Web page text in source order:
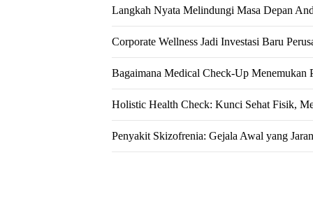
Langkah Nyata Melindungi Masa Depan
Corporate Wellness Jadi Investasi Baru
Bagaimana Medical Check-Up Menemukan
Holistic Health Check: Kunci Sehat Fisik,
Penyakit Skizofrenia: Gejala Awal yang